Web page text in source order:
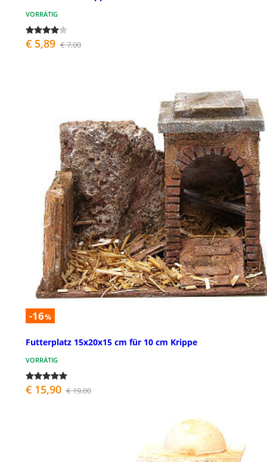
VORRÄTIG
€ 5,89 € 7,00
-16%
Futterplatz 15x20x15 cm für 10 cm Krippe
VORRÄTIG
€ 15,90 € 19,00